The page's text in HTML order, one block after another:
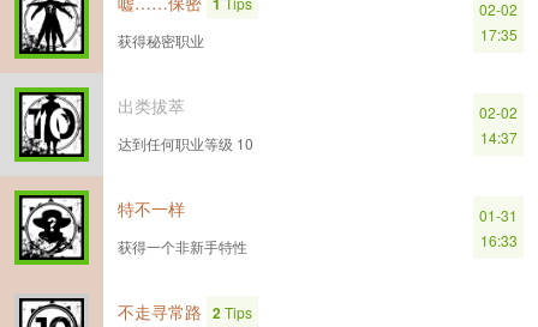
获得秘密职业
02-02
17:35
出类拔萃
达到任何职业等级 10
02-02
14:37
特不一样
获得一个非新手特性
01-31
16:33
不走寻常路 2Tips